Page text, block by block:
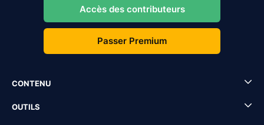
Accès des contributeurs
Passer Premium
CONTENU
OUTILS